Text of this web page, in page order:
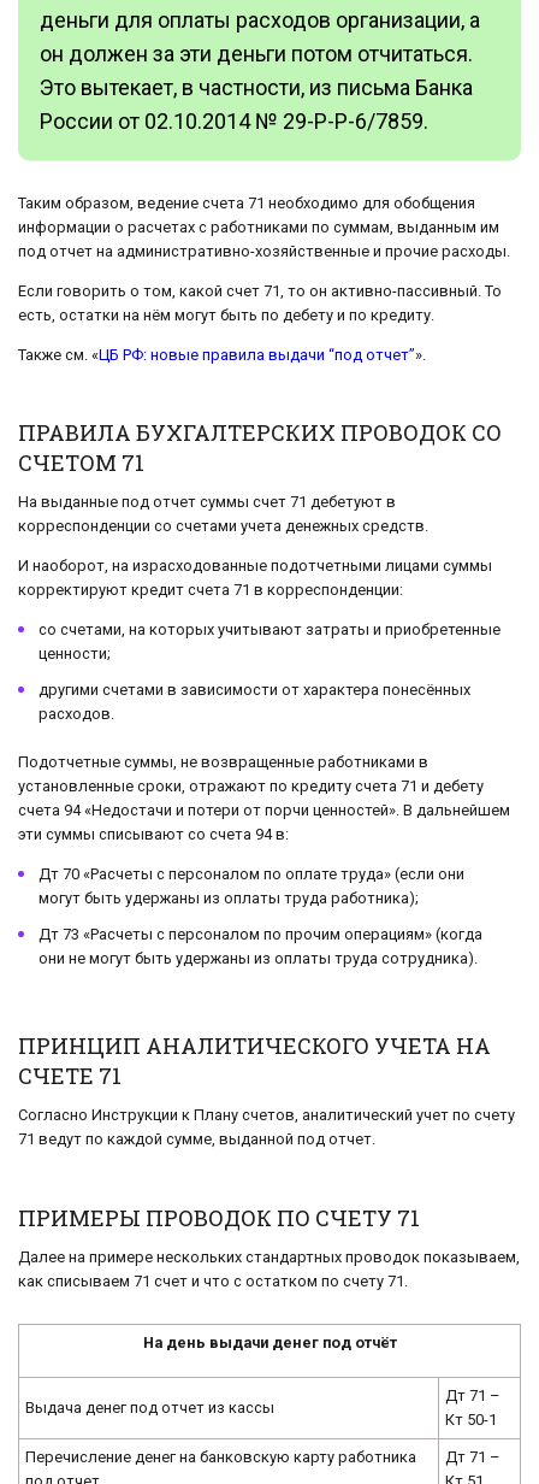
деньги для оплаты расходов организации, а
он должен за эти деньги потом отчитаться.
Это вытекает, в частности, из письма Банка
России от 02.10.2014 № 29-Р-Р-6/7859.
Таким образом, ведение счета 71 необходимо для обобщения
информации о расчетах с работниками по суммам, выданным им
под отчет на административно-хозяйственные и прочие расходы.
Если говорить о том, какой счет 71, то он активно-пассивный. То
есть, остатки на нём могут быть по дебету и по кредиту.
Также см. «ЦБ РФ: новые правила выдачи “под отчет”».
ПРАВИЛА БУХГАЛТЕРСКИХ ПРОВОДОК СО
СЧЕТОМ 71
На выданные под отчет суммы счет 71 дебетуют в
корреспонденции со счетами учета денежных средств.
И наоборот, на израсходованные подотчетными лицами суммы
корректируют кредит счета 71 в корреспонденции:
со счетами, на которых учитывают затраты и приобретенные
ценности;
другими счетами в зависимости от характера понесённых
расходов.
Подотчетные суммы, не возвращенные работниками в
установленные сроки, отражают по кредиту счета 71 и дебету
счета 94 «Недостачи и потери от порчи ценностей». В дальнейшем
эти суммы списывают со счета 94 в:
Дт 70 «Расчеты с персоналом по оплате труда» (если они
могут быть удержаны из оплаты труда работника);
Дт 73 «Расчеты с персоналом по прочим операциям» (когда
они не могут быть удержаны из оплаты труда сотрудника).
ПРИНЦИП АНАЛИТИЧЕСКОГО УЧЕТА НА
СЧЕТЕ 71
Согласно Инструкции к Плану счетов, аналитический учет по счету
71 ведут по каждой сумме, выданной под отчет.
ПРИМЕРЫ ПРОВОДОК ПО СЧЕТУ 71
Далее на примере нескольких стандартных проводок показываем,
как списываем 71 счет и что с остатком по счету 71.
На день выдачи денег под отчёт
Выдача денег под отчет из кассы
Дт 71 –
Кт 50-1
Перечисление денег на банковскую карту работника
Дт 71 –